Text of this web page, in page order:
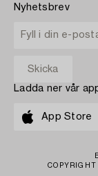
Nyhetsbrev
Ladda ner vår
App Store